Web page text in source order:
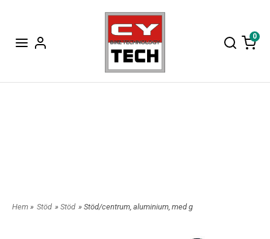
0
Hem » Stöd » Stöd » Stöd/centrum, aluminium, med g